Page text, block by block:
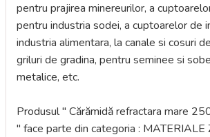
pentru prajirea minereurilor, a
pentru industria sodei, a cuptoarelor de
industria alimentara, la canale si cosuri
griluri de gradina, pentru seminee si
metalice, etc.
Produsul " Cărămidă refractara mare
" face parte din categoria : MATERIALE